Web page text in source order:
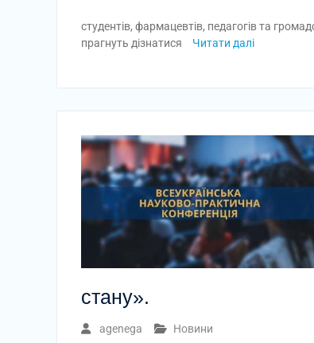
студентів, фармацевтів, педагогів та
прагнуть дізнатися
Читати далі
стану».
agenega Новини